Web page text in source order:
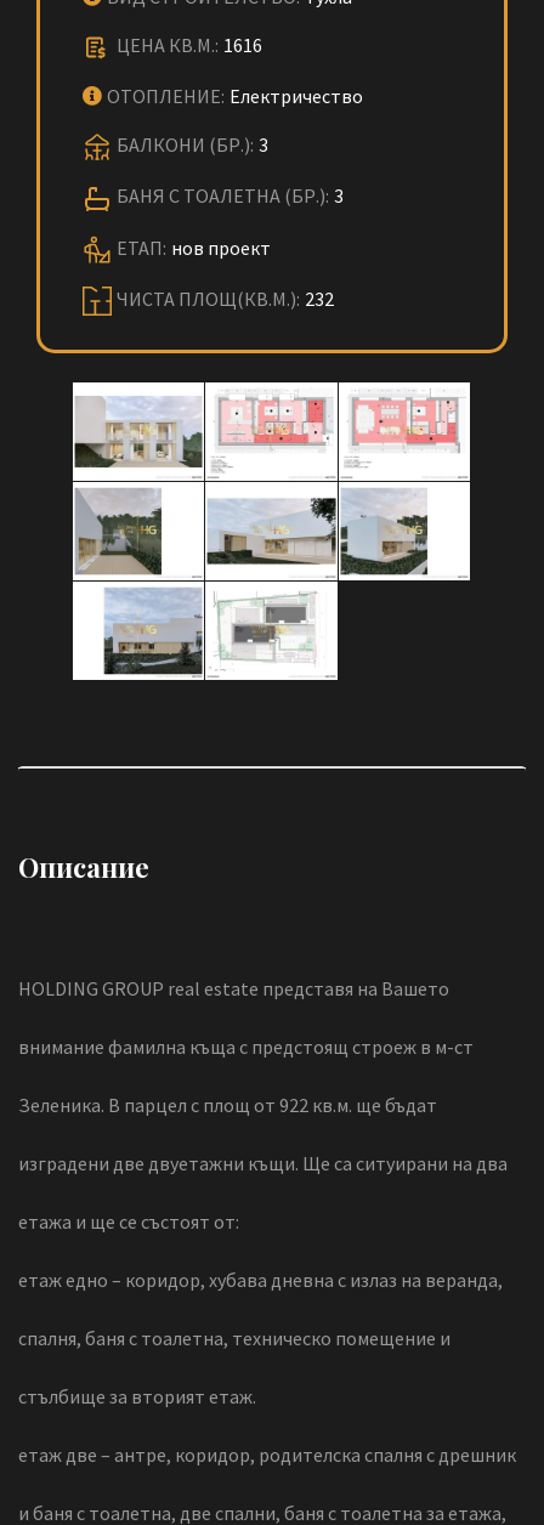
ЦЕНА КВ.М.: 1616
ОТОПЛЕНИЕ: Електричество
БАЛКОНИ (БР.): 3
БАНЯ С ТОАЛЕТНА (БР.): 3
ЕТАП: нов проект
ЧИСТА ПЛОЩ(КВ.М.): 232
Описание
HOLDING GROUP real estate представя на Вашето
внимание фамилна къща с предстоящ строеж в м-ст
Зеленика. В парцел с площ от 922 кв.м. ще бъдат
изградени две двуетажни къщи. Ще са ситуирани на два
етажа и ще се състоят от:
етаж едно – коридор, хубава дневна с излаз на веранда,
спалня, баня с тоалетна, техническо помещение и
стълбище за вторият етаж.
етаж две – антре, коридор, родителска спалня с дрешник
и баня с тоалетна, две спални, баня с тоалетна за етажа,